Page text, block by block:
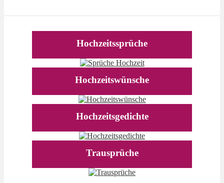
Hochzeitssprüche
Hochzeitswünsche
Hochzeitsgedichte
Trausprüche